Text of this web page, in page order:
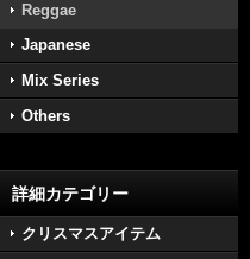
Reggae
Japanese
Mix Series
Others
詳細カテゴリー
クリスマスアイテム